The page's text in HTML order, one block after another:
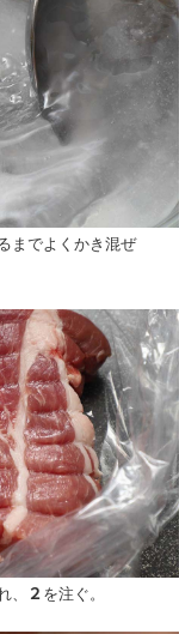
までよくかき混ぜ
、 ２を注ぐ。